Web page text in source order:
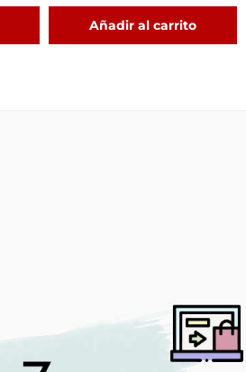
Añadir al carrito